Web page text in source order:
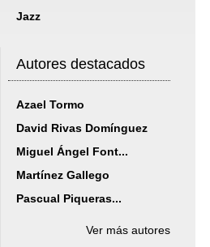
Jazz
Autores destacados
Azael Tormo
David Rivas Domínguez
Miguel Ángel Font...
Martínez Gallego
Pascual Piqueras...
Ver más autores